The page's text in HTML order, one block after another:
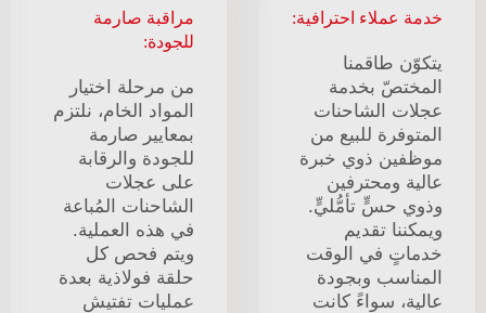
خدمة عملاء احترافية:
يتكوّن طاقمنا
المختصّ بخدمة
عجلات الشاحنات
المتوفرة للبيع من
موظفين ذوي خبرة
عالية ومحترفين
وذوي حسٍّ تأمُّليٍّ.
ويمكننا تقديم
خدماتٍ في الوقت
المناسب وبجودة
عالية، سواءً كانت
مراقبة صارمة
للجودة:
من مرحلة اختيار
المواد الخام، نلتزم
بمعايير صارمة
للجودة والرقابة
على عجلات
الشاحنات المُباعة
في هذه العملية.
ويتم فحص كل
حلقة فولاذية بعدة
عمليات تفتيش